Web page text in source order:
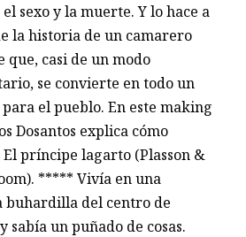
sexo y la muerte. Y lo hace a
la historia de un camarero
que, casi de un modo
se convierte en todo un
el pueblo. En este making
Dosantos explica cómo
príncipe lagarto (Plasson &
***** Vivía en una
buhardilla del centro de
sabía un puñado de cosas.